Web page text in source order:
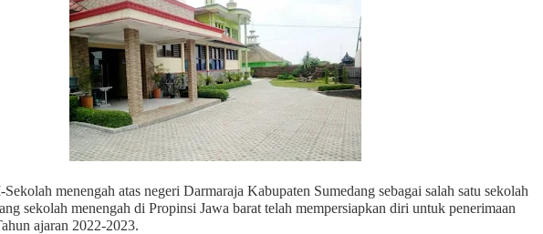
-Sekolah menengah atas negeri Darmaraja Kabupaten Sumedang sebagai salah satu sekolah
sekolah menengah di Propinsi Jawa barat telah mempersiapkan diri untuk penerimaan
ajaran 2022-2023.